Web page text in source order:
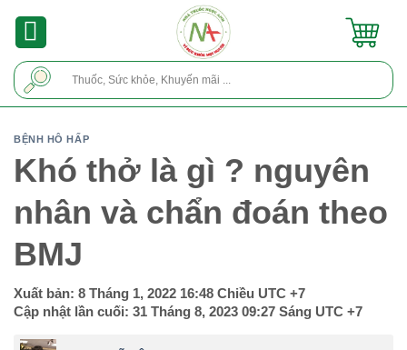
BỆNH HÔ HẤP
Khó thở là gì ? nguyên
nhân và chẩn đoán theo
BMJ
Xuất bản: 8 Tháng 1, 2022 16:48 Chiều UTC +7
Cập nhật lần cuối: 31 Tháng 8, 2023 09:27 Sáng UTC +7